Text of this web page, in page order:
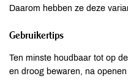
Daarom hebben ze deze
Gebruikertips
Ten minste houdbaar tot op
en droog bewaren, na